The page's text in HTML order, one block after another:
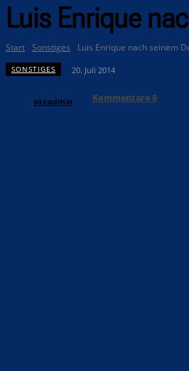
Luis Enrique
Start Sonstiges Luis Enrique nach seinem
SONSTIGES 20. Juli 2014
siteadmin Kommentare0